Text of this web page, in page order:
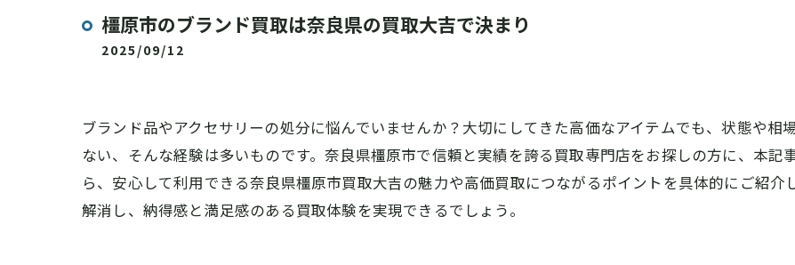
橿原市のブランド買取は奈良県の買取大吉で決まり
2025/09/12
ブランド品やアクセサリーの処分に悩んでいませんか？大切にしてきた高価なアイテムでも、状態や相
ない、そんな経験は多いものです。奈良県橿原市で信頼と実績を誇る買取専門店をお探しの方に、本記
ら、安心して利用できる奈良県橿原市買取大吉の魅力や高価買取につながるポイントを具体的にご紹介
解消し、納得感と満足感のある買取体験を実現できるでしょう。